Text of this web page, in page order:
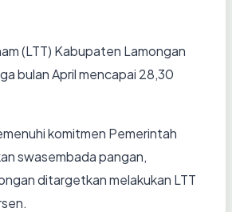
(LTT) Kabupaten Lamongan
bulan April mencapai 28,30
komitmen Pemerintah
swasembada pangan,
ditargetkan melakukan LTT